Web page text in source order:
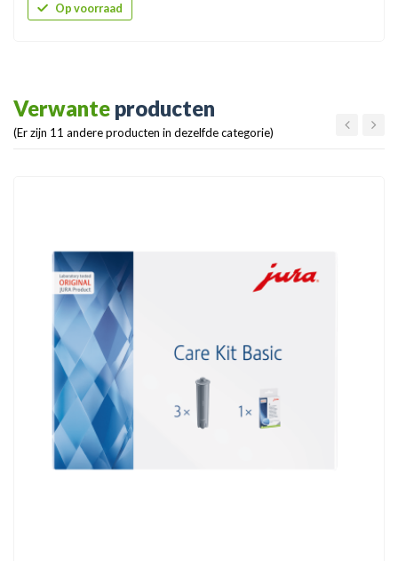
Op voorraad
Verwante producten
(Er zijn 11 andere producten in dezelfde categorie)